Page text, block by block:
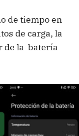
de tiempo en
de carga, la
de la batería